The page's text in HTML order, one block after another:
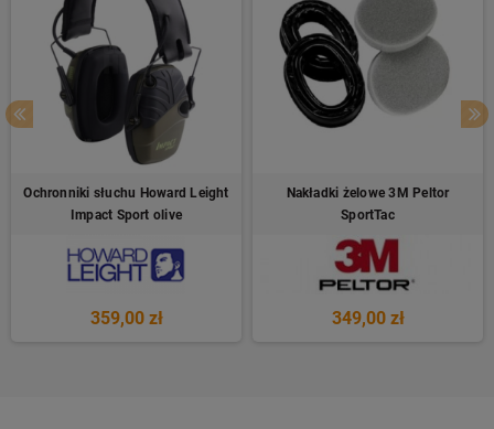
Ochronniki słuchu Howard Leight
Impact Sport olive
359,00 zł
Nakładki żelowe 3M Peltor
SportTac
349,00 zł